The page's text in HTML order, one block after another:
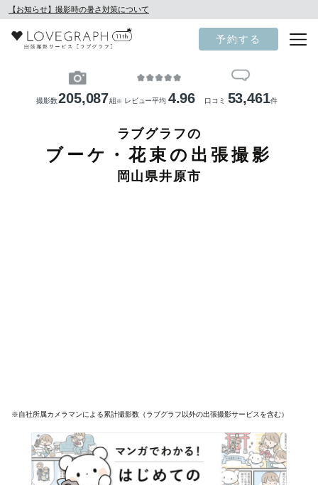
【お知らせ】撮影時の暑さ対策について
予約する
撮影数205,087組 ※ レビュー平均 4.96 口コミ 53,461件
ラブグラフの
ブーケ・花束の出張撮影
岡山県井原市
※自社所属カメラマンによる累計撮影数（ラブグラフ以外の出張撮影サービスを含む）